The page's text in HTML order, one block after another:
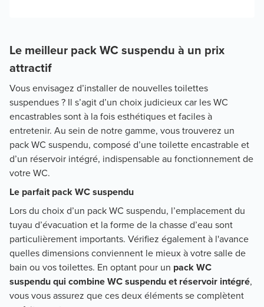
Le meilleur pack WC suspendu à un prix
attractif
Vous envisagez d’installer de nouvelles toilettes
suspendues ? Il s’agit d’un choix judicieux car les WC
encastrables sont à la fois esthétiques et faciles à
entretenir. Au sein de notre gamme, vous trouverez un
pack WC suspendu, composé d’une toilette encastrable et
d’un réservoir intégré, indispensable au fonctionnement de
votre WC.
Le parfait pack WC suspendu
Lors du choix d’un pack WC suspendu, l’emplacement du
tuyau d’évacuation et la forme de la chasse d’eau sont
particulièrement importants. Vérifiez également à l'avance
quelles dimensions conviennent le mieux à votre salle de
bain ou vos toilettes. En optant pour un pack WC
suspendu qui combine WC suspendu et réservoir intégré,
vous vous assurez que ces deux éléments se complètent